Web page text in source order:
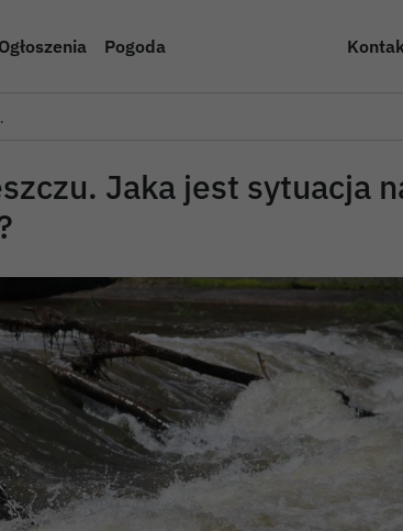
Ogłoszenia Pogoda
Jaka jest sytuacja